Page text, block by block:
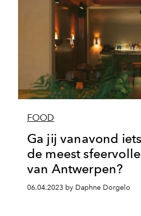
FOOD
Ga jij vanavond
de meest
van Antwerpen?
06.04.2023 by Daphne Dorgelo